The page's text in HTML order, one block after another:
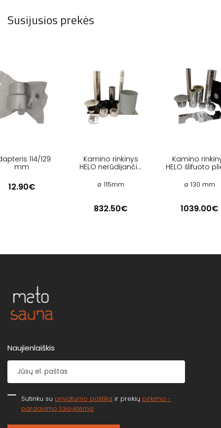
Susijusios prekės
114/129
mm
12.90€
Kamino rinkinys
HELO nerūdijančio
ø 115mm
832.50€
Kamino
HELO šlifuoto
ø 130 mm
1039.00€
Naujienlaiškis
Sutinku su privatumo politika ir prekių pirkimo -
pardavimo taisyklėmis